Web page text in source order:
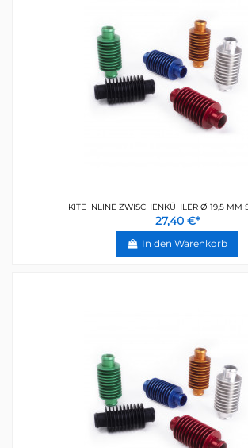
KITE INLINE ZWISCHENKÜHLER Ø 19,5 MM
27,40 €*
In den Warenkorb